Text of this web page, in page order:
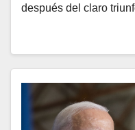
después del claro